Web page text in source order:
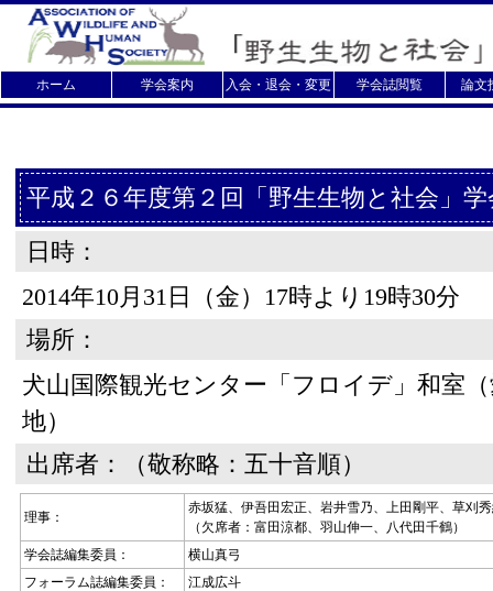
ホーム 学会案内 入会・退会・変更 学会誌閲覧 論文
平成２６年度第２回「野生生物と社会」
日時：
2014年10月31日（金）17時より19時30分
場所：
犬山国際観光センター「フロイデ」和室
地）
出席者：（敬称略：五十音順）
理事：
赤坂猛、伊吾田宏正、岩井雪乃、上田剛平、草刈
（欠席者：富田涼都、羽山伸一、八代田千鶴）
学会誌編集委員：
横山真弓
フォーラム誌編集委員：
江成広斗